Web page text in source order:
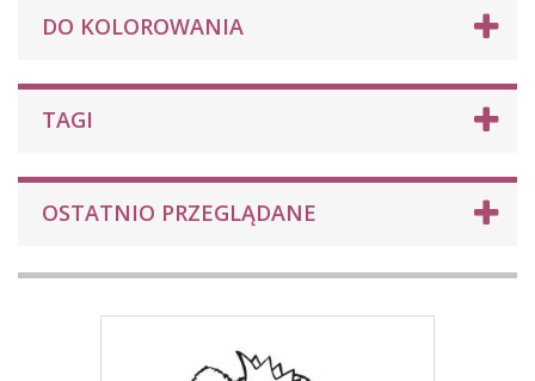
DO KOLOROWANIA
TAGI
OSTATNIO PRZEGLĄDANE